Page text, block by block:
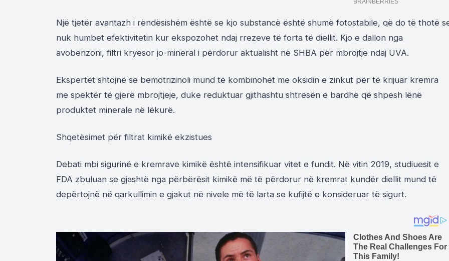
Një tjetër avantazh i rëndësishëm është se kjo substancë është shumë fotostabile, që do të thotë
nuk humbet efektivitetin kur ekspozohet ndaj rrezeve të forta të diellit. Kjo e dallon nga
avobenzoni, filtri kryesor jo-mineral i përdorur aktualisht në SHBA për mbrojtje ndaj UVA.
Ekspertët shtojnë se bemotrizinoli mund të kombinohet me oksidin e zinkut për të krijuar kremra
me spektër të gjerë mbrojtjeje, duke reduktuar gjithashtu shtresën e bardhë që shpesh lënë
produktet minerale në lëkurë.
Shqetësimet për filtrat kimikë ekzistues
Debati mbi sigurinë e kremrave kimikë është intensifikuar vitet e fundit. Në vitin 2019, studiuesit e
FDA zbuluan se gjashtë nga përbërësit kimikë më të përdorur në kremrat kundër diellit mund të
depërtojnë në qarkullimin e gjakut në nivele më të larta se kufijtë e konsideruar të sigurt.